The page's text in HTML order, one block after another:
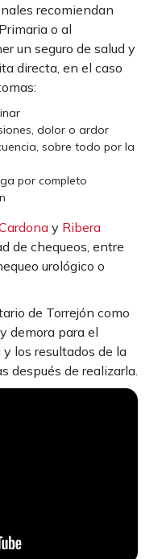
recomiendan
o al
un seguro de salud y
directa, en el caso
dolor o ardor
sobre todo por la
por completo
y Ribera
de chequeos, entre
urológico o
de Torrejón como
demora para el
los resultados de la
después de realizarla.